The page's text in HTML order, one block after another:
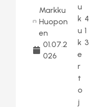
Markku
Huopon
en
01.07.2
026
u
k
u
k
e
r
t
o
j
4
1
3